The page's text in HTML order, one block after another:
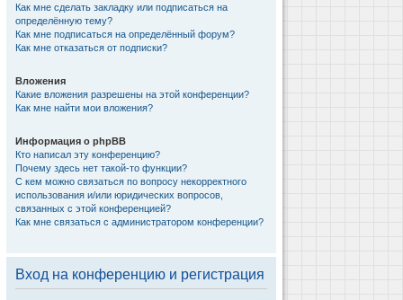
Как мне сделать закладку или подписаться на
определённую тему?
Как мне подписаться на определённый форум?
Как мне отказаться от подписки?
Вложения
Какие вложения разрешены на этой конференции?
Как мне найти мои вложения?
Информация о phpBB
Кто написал эту конференцию?
Почему здесь нет такой-то функции?
С кем можно связаться по вопросу некорректного
использования и/или юридических вопросов,
связанных с этой конференцией?
Как мне связаться с администратором конференции?
Вход на конференцию и регистрация